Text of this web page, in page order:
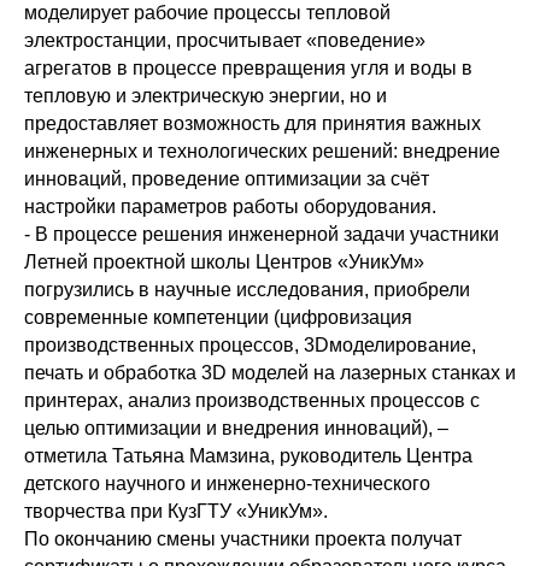
моделирует рабочие процессы тепловой
электростанции, просчитывает «поведение»
агрегатов в процессе превращения угля и воды в
тепловую и электрическую энергии, но и
предоставляет возможность для принятия важных
инженерных и технологических решений: внедрение
инноваций, проведение оптимизации за счёт
настройки параметров работы оборудования.
- В процессе решения инженерной задачи участники
Летней проектной школы Центров «УникУм»
погрузились в научные исследования, приобрели
современные компетенции (цифровизация
производственных процессов, 3Dмоделирование,
печать и обработка 3D моделей на лазерных станках и
принтерах, анализ производственных процессов с
целью оптимизации и внедрения инноваций), –
отметила Татьяна Мамзина, руководитель Центра
детского научного и инженерно-технического
творчества при КузГТУ «УникУм».
По окончанию смены участники проекта получат